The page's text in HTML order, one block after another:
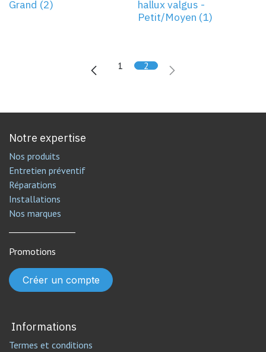
Grand (2)
hallux valgus -
Petit/Moyen (1)
1 2
Notre expertise
Nos produits
Entretien préventif
Réparations
Installations
Nos marques
Promotions
Créer un compte
Informations
Termes et conditions